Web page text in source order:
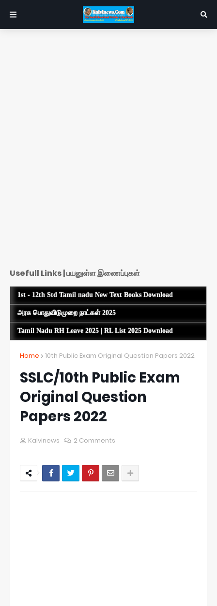
Usefull Links | பயனுள்ள இணைப்புகள்
1st - 12th Std Tamil nadu New Text Books Download
அரசு பொதுவிடுமுறை நாட்கள் 2025
Tamil Nadu RH Leave 2025 | RL List 2025 Download
Home 10th Public Exam Original Question Papers 2022
SSLC/10th Public Exam
Original Question
Papers 2022
Kalvinews 2 Comments